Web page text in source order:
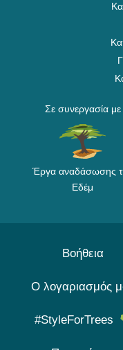
Σε συνεργασία με
Έργα αναδάσωσης
Εδέμ
Βοήθεια
Ο λογαριασμός
#StyleForTrees